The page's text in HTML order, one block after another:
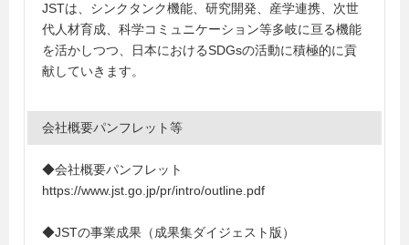
JSTは、シンクタンク機能、研究開発、産学連携、次世
代人材育成、科学コミュニケーション等多岐に亘る機能
を活かしつつ、日本におけるSDGsの活動に積極的に貢
献していきます。
会社概要パンフレット等
◆会社概要パンフレット
https://www.jst.go.jp/pr/intro/outline.pdf
◆JSTの事業成果（成果集ダイジェスト版）